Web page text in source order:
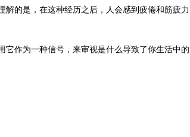
的是，在这种经历之后，人会感到疲倦和筋疲力
作为一种信号，来审视是什么导致了你生活中的